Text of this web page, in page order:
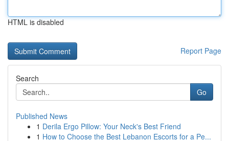
HTML is disabled
Report Page
Search
Go
Published News
1 Derila Ergo Pillow: Your Neck's Best Friend
1 How to Choose the Best Lebanon Escorts for a Pe...